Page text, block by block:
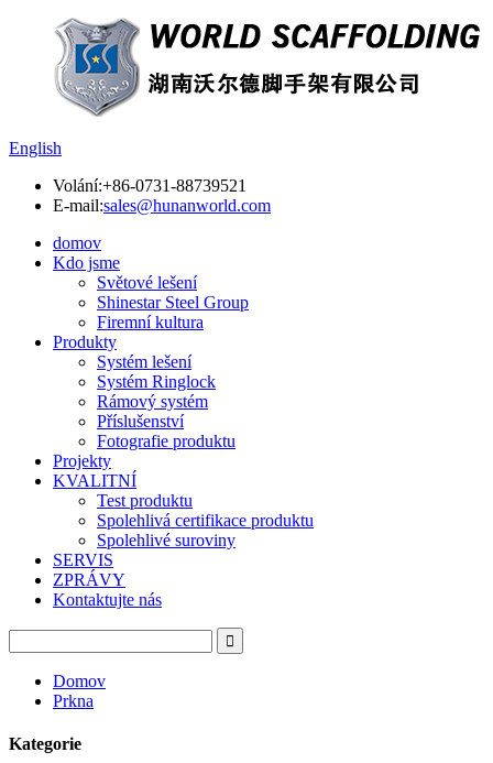
English
Volání:+86-0731-88739521
E-mail:sales@hunanworld.com
domov
Kdo jsme
Světové lešení
Shinestar Steel Group
Firemní kultura
Produkty
Systém lešení
Systém Ringlock
Rámový systém
Příslušenství
Fotografie produktu
Projekty
KVALITNÍ
Test produktu
Spolehlivá certifikace produktu
Spolehlivé suroviny
SERVIS
ZPRÁVY
Kontaktujte nás
Domov
Prkna
Kategorie